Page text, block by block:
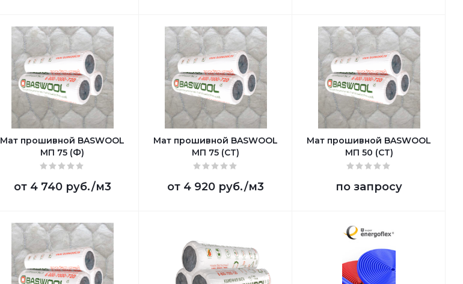
Мат прошивной BASWOOL
МП 75 (Ф)
от 4 740 руб./м3
Мат прошивной BASWOOL
МП 75 (СТ)
от 4 920 руб./м3
Мат прошивной BASWOOL
МП 50 (СТ)
по запросу